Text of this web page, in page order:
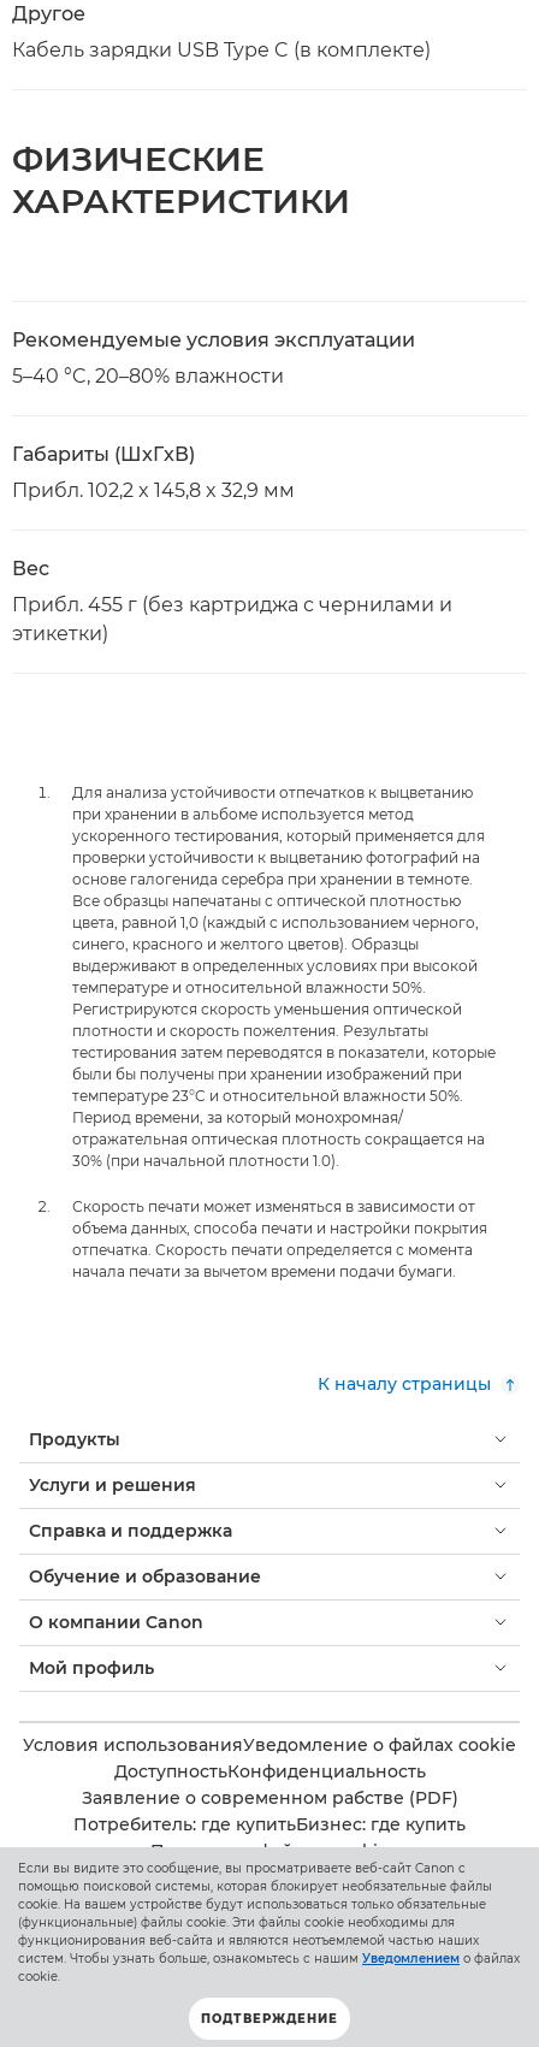
Другое
Кабель зарядки USB Type C (в комплекте)
ФИЗИЧЕСКИЕ
ХАРАКТЕРИСТИКИ
Рекомендуемые условия эксплуатации
5–40 °C, 20–80% влажности
Габариты (ШxГxВ)
Прибл. 102,2 x 145,8 x 32,9 мм
Вес
Прибл. 455 г (без картриджа с чернилами и
этикетки)
Для анализа устойчивости отпечатков к выцветанию
при хранении в альбоме используется метод
ускоренного тестирования, который применяется для
проверки устойчивости к выцветанию фотографий на
основе галогенида серебра при хранении в темноте.
Все образцы напечатаны с оптической плотностью
цвета, равной 1,0 (каждый с использованием черного,
синего, красного и желтого цветов). Образцы
выдерживают в определенных условиях при высокой
температуре и относительной влажности 50%.
Регистрируются скорость уменьшения оптической
плотности и скорость пожелтения. Результаты
тестирования затем переводятся в показатели, которые
были бы получены при хранении изображений при
температуре 23°C и относительной влажности 50%.
Период времени, за который монохромная/
отражательная оптическая плотность сокращается на
30% (при начальной плотности 1.0).
Скорость печати может изменяться в зависимости от
объема данных, способа печати и настройки покрытия
отпечатка. Скорость печати определяется с момента
начала печати за вычетом времени подачи бумаги.
Если вы видите это сообщение, вы просматриваете веб-сайт Canon с
помощью поисковой системы, которая блокирует необязательные файлы
cookie. На вашем устройстве будут использоваться только обязательные
(функциональные) файлы cookie. Эти файлы cookie необходимы для
функционирования веб-сайта и являются неотъемлемой частью наших
систем. Чтобы узнать больше, ознакомьтесь с нашим Уведомлением о файлах
cookie.
ПОДТВЕРЖДЕНИЕ
К началу страницы
Продукты
Услуги и решения
Справка и поддержка
Обучение и образование
О компании Canon
Мой профиль
Условия использованияУведомление о файлах cookie
ДоступностьКонфиденциальность
Заявление о современном рабстве (PDF)
Потребитель: где купитьБизнес: где купить
Параметры файлов cookie
Canon Kazakhstan
Copyright 2026. Все права защищены.